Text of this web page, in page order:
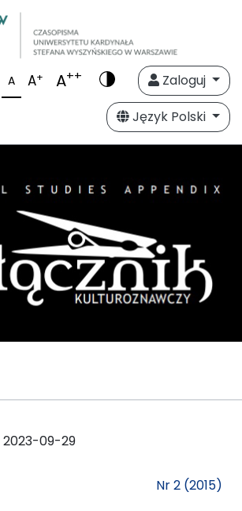
A A+ A++
Zaloguj
Język Polski
2023-09-29
Nr 2 (2015)